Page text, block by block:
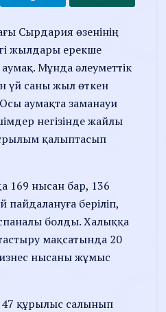
Сырдария өзенінің
жылдары ерекше
Мұнда әлеуметтік
үй саны жыл өткен
аумақта заманауи
негізінде жайлы
қалыптасып
169 нысан бар, 136
пайдалануға беріліп,
болды. Халыққа
мақсатында 20
нысаны жұмыс
47 құрылыс салынып